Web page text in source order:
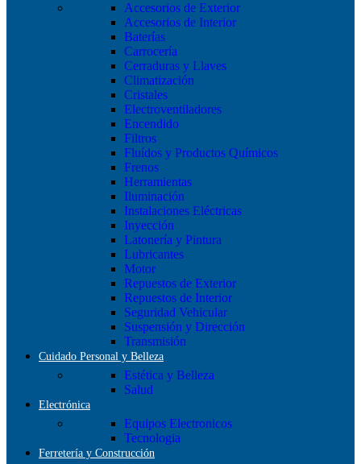
Accesorios de Exterior
Accesorios de Interior
Baterías
Carrocería
Cerraduras y Llaves
Climatización
Cristales
Electroventiladores
Encendido
Filtros
Fluídos y Productos Químicos
Frenos
Herramientas
Iluminación
Instalaciones Eléctricas
Inyección
Latonería y Pintura
Lubricantes
Motor
Repuestos de Exterior
Repuestos de Interior
Seguridad Vehicular
Suspensión y Dirección
Transmisión
Cuidado Personal y Belleza
Estética y Belleza
Salud
Electrónica
Equipos Electronicos
Tecnologia
Ferretería y Construcción